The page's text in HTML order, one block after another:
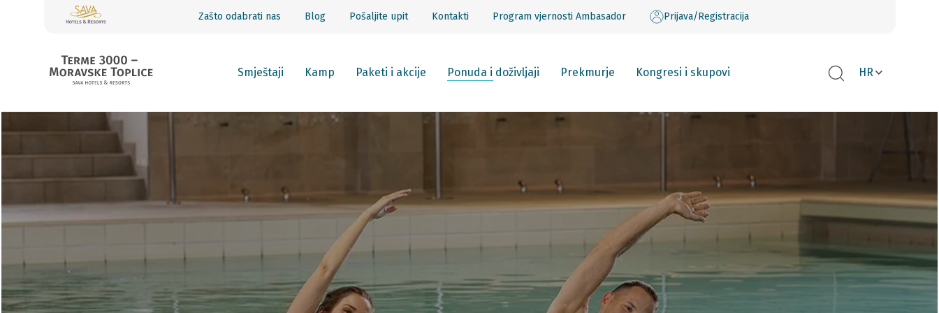
Zašto odabrati nas Blog Pošaljite upit Kontakti Program vjernosti Ambasador Prijava/Registracija
Smještaji Kamp Paketi i akcije Ponuda i doživljaji Prekmurje Kongresi i skupovi HR